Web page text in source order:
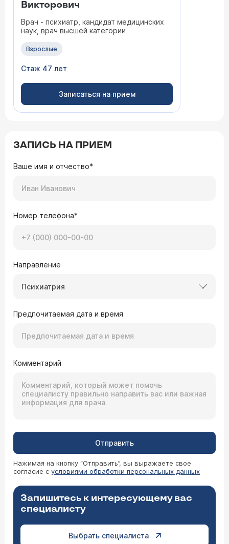
Викторович
Врач - психиатр, кандидат медицинских
наук, врач высшей категории
Взрослые
Стаж 47 лет
Записаться на прием
ЗАПИСЬ НА ПРИЕМ
Ваше имя и отчество*
Номер телефона*
Направление
Психиатрия
Предпочитаемая дата и время
Комментарий
Отправить
Нажимая на кнопку “Отправить”, вы выражаете свое
согласие с условиями обработки персональных данных
Запишитесь к интересующему вас
специалисту
Выбрать специалиста